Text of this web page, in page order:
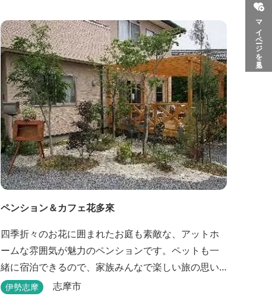
マイページを見る
ペンション＆カフェ花多來
四季折々のお花に囲まれたお庭も素敵な、アットホ
ームな雰囲気が魅力のペンションです。ペットも一
緒に宿泊できるので、家族みんなで楽しい旅の思い
出を作ることができます。
伊勢志摩 志摩市